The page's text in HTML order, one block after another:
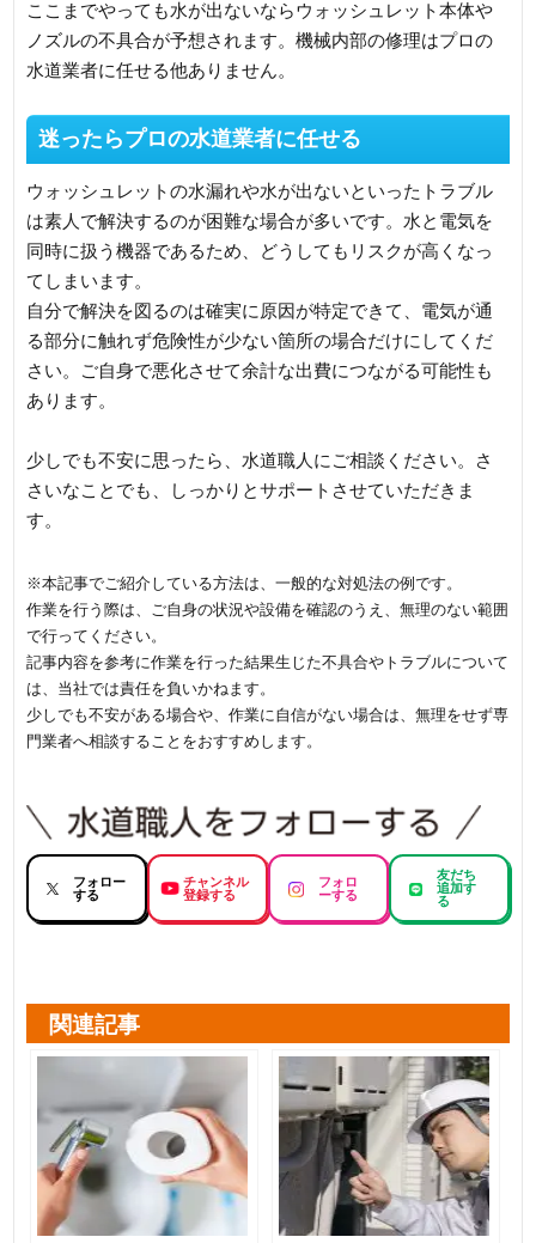
ここまでやっても水が出ないならウォッシュレット本体や
ノズルの不具合が予想されます。機械内部の修理はプロの
水道業者に任せる他ありません。
迷ったらプロの水道業者に任せる
ウォッシュレットの水漏れや水が出ないといったトラブル
は素人で解決するのが困難な場合が多いです。水と電気を
同時に扱う機器であるため、どうしてもリスクが高くなっ
てしまいます。
自分で解決を図るのは確実に原因が特定できて、電気が通
る部分に触れず危険性が少ない箇所の場合だけにしてくだ
さい。ご自身で悪化させて余計な出費につながる可能性も
あります。
少しでも不安に思ったら、水道職人にご相談ください。さ
さいなことでも、しっかりとサポートさせていただきま
す。
※本記事でご紹介している方法は、一般的な対処法の例です。
作業を行う際は、ご自身の状況や設備を確認のうえ、無理のない範囲
で行ってください。
記事内容を参考に作業を行った結果生じた不具合やトラブルについて
は、当社では責任を負いかねます。
少しでも不安がある場合や、作業に自信がない場合は、無理をせず専
門業者へ相談することをおすすめします。
フォロー
する
チャンネル
登録する
フォロ
ーする
友だち
追加す
る
関連記事